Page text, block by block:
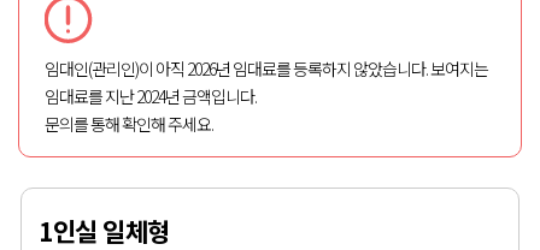
임대인(관리인)이 아직 2026년 임대료를 등록하지 않았습니다. 보여지는
임대료를 지난 2024년 금액입니다.
문의를 통해 확인해 주세요.
1인실 일체형